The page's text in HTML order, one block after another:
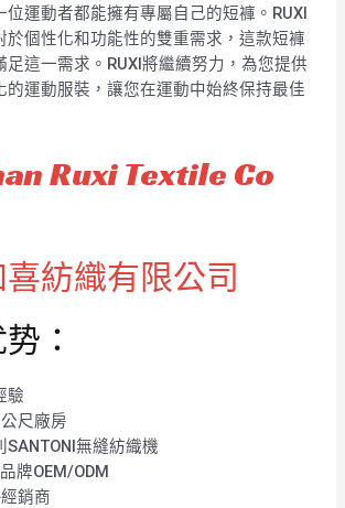
位運動者都能擁有專屬自己的短褲。RUXI
於個性化和功能性的雙重需求，這款短褲
足這一需求。RUXI將繼續努力，為您提供
的運動服裝，讓您在運動中始終保持最佳
Ruxi Textile Co
紡織有限公司
：
驗
尺廠房
SANTONI無縫紡織機
牌OEM/ODM
銷商